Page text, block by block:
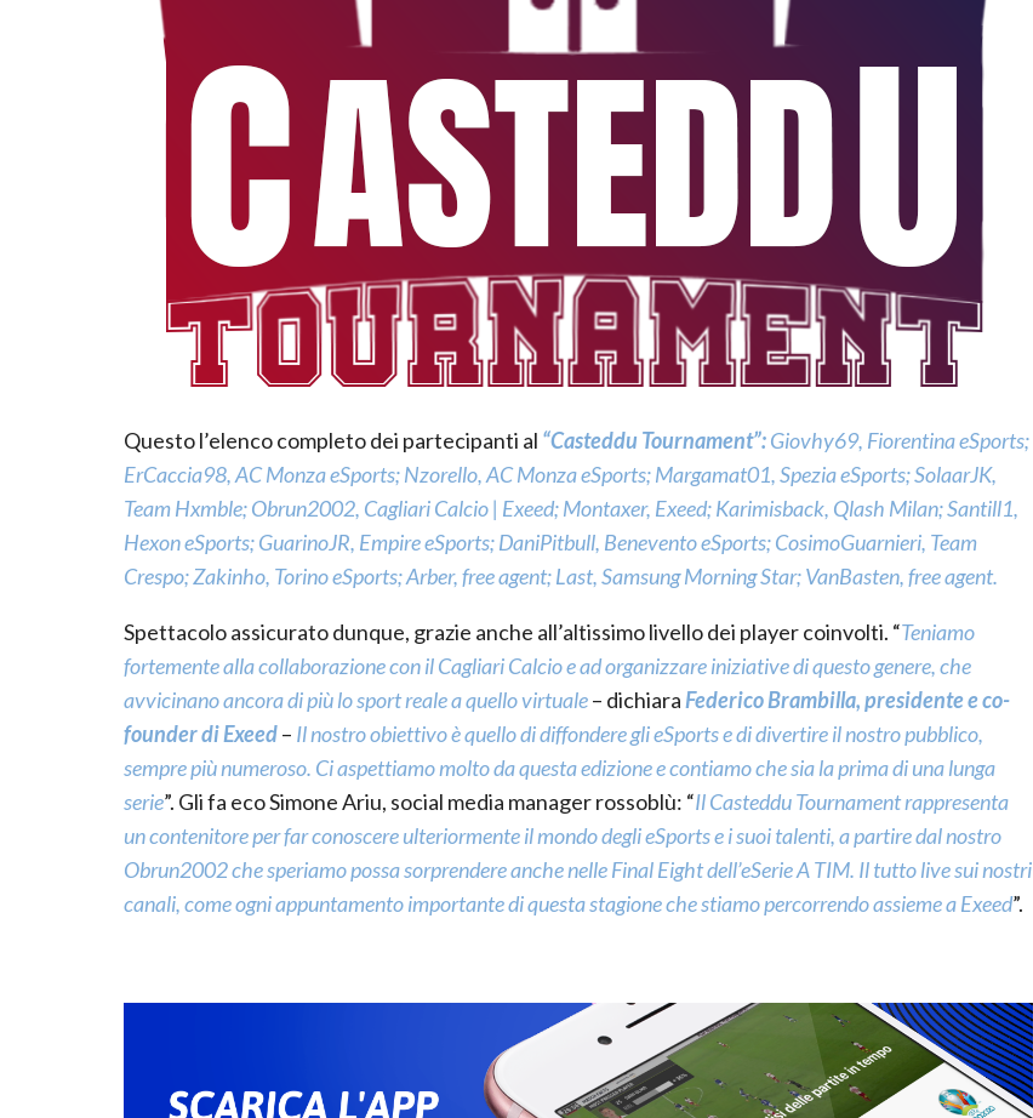
Questo l’elenco completo dei partecipanti al “Casteddu Tournament”:Giovhy69, Fiorentina eSports;
ErCaccia98, AC Monza eSports; Nzorello, AC Monza eSports; Margamat01, Spezia eSports; SolaarJK,
Team Hxmble; Obrun2002, Cagliari Calcio | Exeed; Montaxer, Exeed; Karimisback, Qlash Milan; Santill1,
Hexon eSports; GuarinoJR, Empire eSports; DaniPitbull, Benevento eSports; CosimoGuarnieri, Team
Crespo; Zakinho, Torino eSports; Arber, free agent; Last, Samsung Morning Star; VanBasten, free agent.
Spettacolo assicurato dunque, grazie anche all’altissimo livello dei player coinvolti. “Teniamo
fortemente alla collaborazione con il Cagliari Calcio e ad organizzare iniziative di questo genere, che
avvicinano ancora di più lo sport reale a quello virtuale– dichiaraFederico Brambilla, presidente e co-
founder di Exeed– Il nostro obiettivo è quello di diffondere gli eSports e di divertire il nostro pubblico,
sempre più numeroso. Ci aspettiamo molto da questa edizione e contiamo che sia la prima di una lunga
serie”. Gli fa eco Simone Ariu, social media manager rossoblù: “Il Casteddu Tournament rappresenta
un contenitore per far conoscere ulteriormente il mondo degli eSports e i suoi talenti, a partire dal nostro
Obrun2002 che speriamo possa sorprendere anche nelle Final Eight dell’eSerie A TIM. Il tutto live sui nostri
canali, come ogni appuntamento importante di questa stagione che stiamo percorrendo assieme a Exeed”.